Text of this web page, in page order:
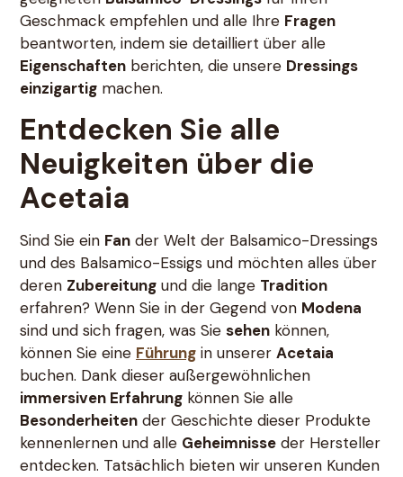
Geschmack empfehlen und alle Ihre Fragen
beantworten, indem sie detailliert über alle
Eigenschaften berichten, die unsere Dressings
einzigartig machen.
Entdecken Sie alle
Neuigkeiten über die
Acetaia
Sind Sie ein Fan der Welt der Balsamico-Dressings
und des Balsamico-Essigs und möchten alles über
deren Zubereitung und die lange Tradition
erfahren? Wenn Sie in der Gegend von Modena
sind und sich fragen, was Sie sehen können,
können Sie eine Führung in unserer Acetaia
buchen. Dank dieser außergewöhnlichen
immersiven Erfahrung können Sie alle
Besonderheiten der Geschichte dieser Produkte
kennenlernen und alle Geheimnisse der Hersteller
entdecken. Tatsächlich bieten wir unseren Kunden